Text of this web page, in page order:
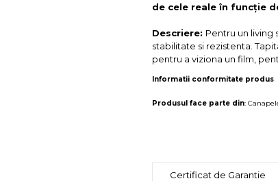
de cele reale în funcție
Descriere: Pentru un living
stabilitate si rezistenta.
pentru a viziona un film,
Informatii conformitate produs
Produsul face parte din:
Certificat de Garantie